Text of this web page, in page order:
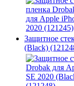
Защитное
(Black)